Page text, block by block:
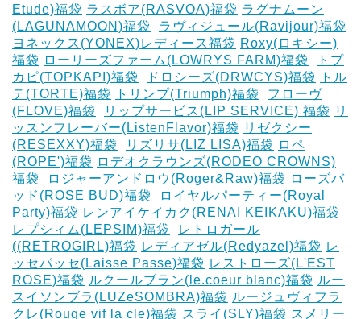
Etude)福袋 ラスボア(RASVOA)福袋 ラグナムーン
(LAGUNAMOON)福袋
ラヴィジュール(Ravijour)福袋
ヨネックス(YONEX)レディース福袋 Roxy(ロキシー)
福袋 ローリーズファーム(LOWRYS FARM)福袋
トプ
カピ(TOPKAPI)福袋
ドロシーズ(DRWCYS)福袋
トル
テ(TORTE)福袋
トリンプ(Triumph)福袋
フローヴ
(FLOVE)福袋
リップサービス(LIP SERVICE) 福袋 リ
ッスンフレーバー(ListenFlavor)福袋 リゼクシー
(RESEXXY)福袋
リズリサ(LIZ LISA)福袋 ロペ
(ROPE')福袋 ロデオクラウンズ(RODEO CROWNS)
福袋
ロジャーアンドロウ(Roger&Raw)福袋 ローズバ
ッド(ROSE BUD)福袋
ロイヤルパーティー(Royal
Party)福袋 レンアイケイカク(RENAI KEIKAKU)福袋
レプシィム(LEPSIM)福袋
レトロガール
((RETROGIRL)福袋 レディアゼル(Redyazel)福袋 レ
ッセパッセ(Laisse Passe)福袋 レストローズ(L'EST
ROSE)福袋 ルクールブラン(le.coeur blanc)福袋 ルー
スイソンブラ(LUZeSOMBRA)福袋 ルージュヴィフラ
クレ(Rouge vif la cle)福袋 スライ(SLY)福袋 スメリー